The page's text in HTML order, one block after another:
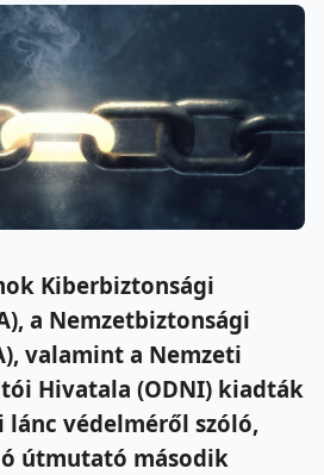
Kiberbiztonsági
a Nemzetbiztonsági
valamint a Nemzeti
Hivatala (ODNI) kiadták
védelméről szóló,
útmutató második